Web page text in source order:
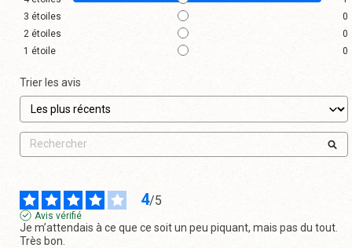
3 étoiles
0
2 étoiles
0
1 étoile 0
Trier les avis
4/5
Avis vérifié
Je m’attendais à ce que ce soit un peu piquant, mais pas du tout.
Très bon.